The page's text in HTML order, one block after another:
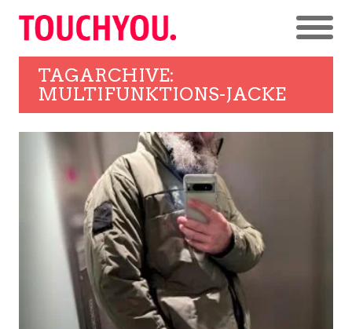
TAGARCHIVE:
MULTIFUNKTIONS-JACKE